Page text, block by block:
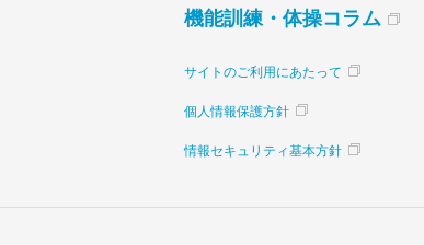
機能訓練・体操コラム
サイトのご利用にあたって
個人情報保護方針
情報セキュリティ基本方針